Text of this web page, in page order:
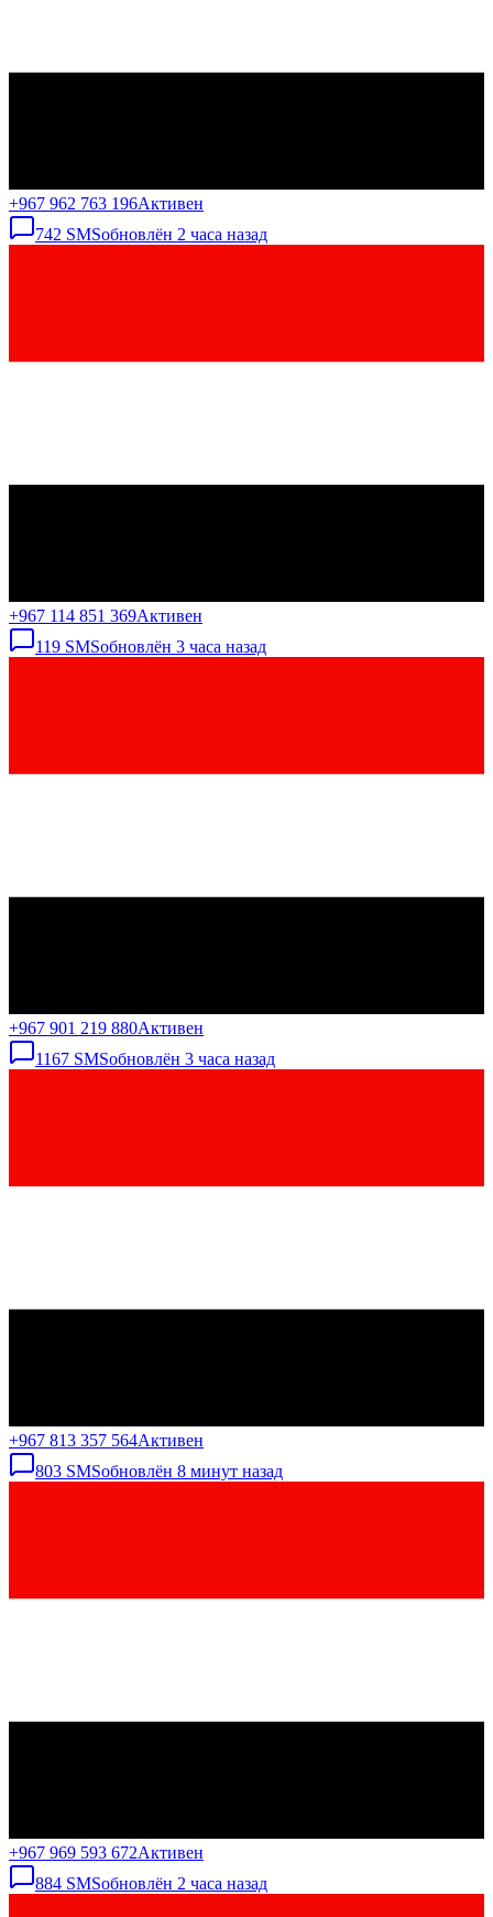
+967 962 763 196Активен
742 SMSобновлён 2 часа назад
+967 114 851 369Активен
119 SMSобновлён 3 часа назад
+967 901 219 880Активен
1167 SMSобновлён 3 часа назад
+967 813 357 564Активен
803 SMSобновлён 8 минут назад
+967 969 593 672Активен
884 SMSобновлён 2 часа назад